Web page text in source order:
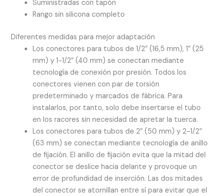
Suministradas con tapón
Rango sin silicona completo
Diferentes medidas para mejor adaptación
Los conectores para tubos de 1/2″ (16,5 mm), 1″ (25
mm) y 1-1/2″ (40 mm) se conectan mediante
tecnología de conexión por presión. Todos los
conectores vienen con par de torsión
predeterminado y marcados de fábrica. Para
instalarlos, por tanto, solo debe insertarse el tubo
en los racores sin necesidad de apretar la tuerca.
Los conectores para tubos de 2″ (50 mm) y 2-1/2″
(63 mm) se conectan mediante tecnología de anillo
de fijación. El anillo de fijación evita que la mitad del
conector se deslice hacia delante y provoque un
error de profundidad de inserción. Las dos mitades
del conector se atornillan entre sí para evitar que el